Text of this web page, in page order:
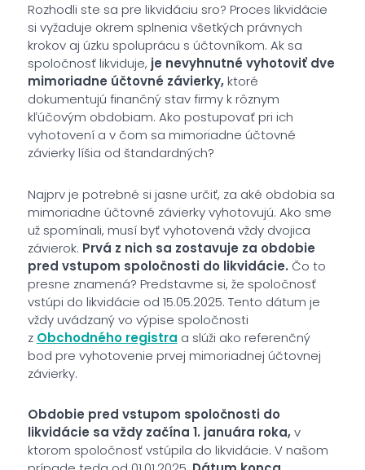
Rozhodli ste sa pre likvidáciu sro? Proces likvidácie
si vyžaduje okrem splnenia všetkých právnych
krokov aj úzku spoluprácu s účtovníkom. Ak sa
spoločnosť likviduje, je nevyhnutné vyhotoviť dve
mimoriadne účtovné závierky,ktoré
dokumentujú finančný stav firmy k rôznym
kľúčovým obdobiam. Ako postupovať pri ich
vyhotovení a v čom sa mimoriadne účtovné
závierky líšia od štandardných?
Najprv je potrebné si jasne určiť, za aké obdobia sa
mimoriadne účtovné závierky vyhotovujú. Ako sme
už spomínali, musí byť vyhotovená vždy dvojica
závierok. Prvá z nich sa zostavuje za obdobie
pred vstupom spoločnosti do likvidácie. Čo to
presne znamená? Predstavme si, že spoločnosť
vstúpi do likvidácie od 15.05.2025. Tento dátum je
vždy uvádzaný vo výpise spoločnosti
z Obchodného registra a slúži ako referenčný
bod pre vyhotovenie prvej mimoriadnej účtovnej
závierky.
Obdobie pred vstupom spoločnosti do
likvidácie sa vždy začína 1. januára roka,v
ktorom spoločnosť vstúpila do likvidácie. V našom